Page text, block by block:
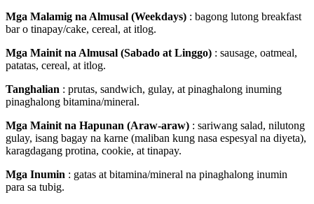
Mga Malamig na Almusal (Weekdays) : bagong lutong breakfast
bar o tinapay/cake, cereal, at itlog.
Mga Mainit na Almusal (Sabado at Linggo) : sausage, oatmeal,
patatas, cereal, at itlog.
Tanghalian : prutas, sandwich, gulay, at pinaghalong inuming
pinaghalong bitamina/mineral.
Mga Mainit na Hapunan (Araw-araw) : sariwang salad, nilutong
gulay, isang bagay na karne (maliban kung nasa espesyal na diyeta),
karagdagang protina, cookie, at tinapay.
Mga Inumin : gatas at bitamina/mineral na pinaghalong inumin
para sa tubig.